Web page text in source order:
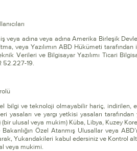
veya adına veya adına Amerika Birleşik
veya Yazılımın ABD Hükümeti
Verileri ve Bilgisayar Yazılımı Ticari
52.227-19.
bilgi ve teknoloji olmayabilir hariç, indirilen,
yasaları ve yargı yetkisi yasaları
(bir ulusal veya mukim) Küba, Libya, Kuzey
Özel Atanmış Ulusallar veya
Yukarıdakileri kabul edersiniz ve Kontrol
veya mukimi.